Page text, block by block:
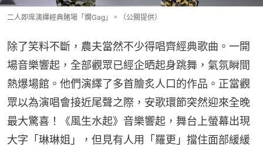
二人即席演繹經典賭場「爛Gag」。（公關提供）
除了笑料不斷，農夫當然不少得唱齊經典歌曲。一開
場音樂響起，全部觀眾已經企晒起身跳舞，氣氛瞬間
熱爆場館。他們演繹了多首膾炙人口的作品。正當觀
眾以為演唱會接近尾聲之際，安歌環節突然迎來全晚
最大驚喜！《風生水起》音樂響起，舞台上螢幕出現
大字「琳琳姐」，但見有人用「羅更」擋住面部緩緩